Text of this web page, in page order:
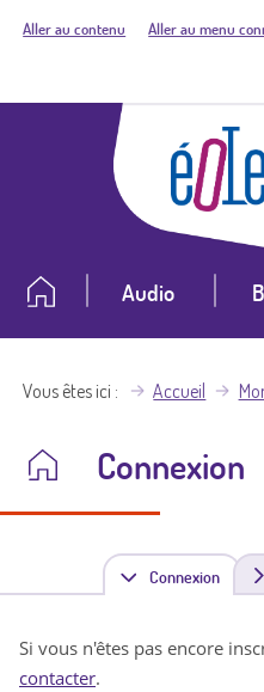
Aller au contenu Aller au menu
Audio
Vous êtes ici Accueil
Connexion
Connexion(
n
Si vous n'êtes pas encore
contacter.